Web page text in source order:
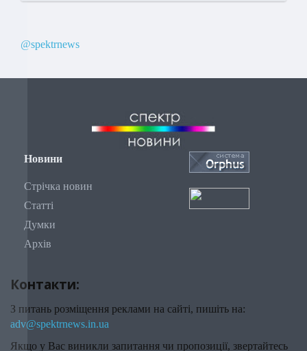
@spektrnews
Новини
Стрічка новин
Статті
Думки
Архів
Контакти:
З питань розміщення реклами на сайті, пишіть на:
adv@spektrnews.in.ua
Якщо у Вас виникли запитання чи пропозиції, звертайтесь